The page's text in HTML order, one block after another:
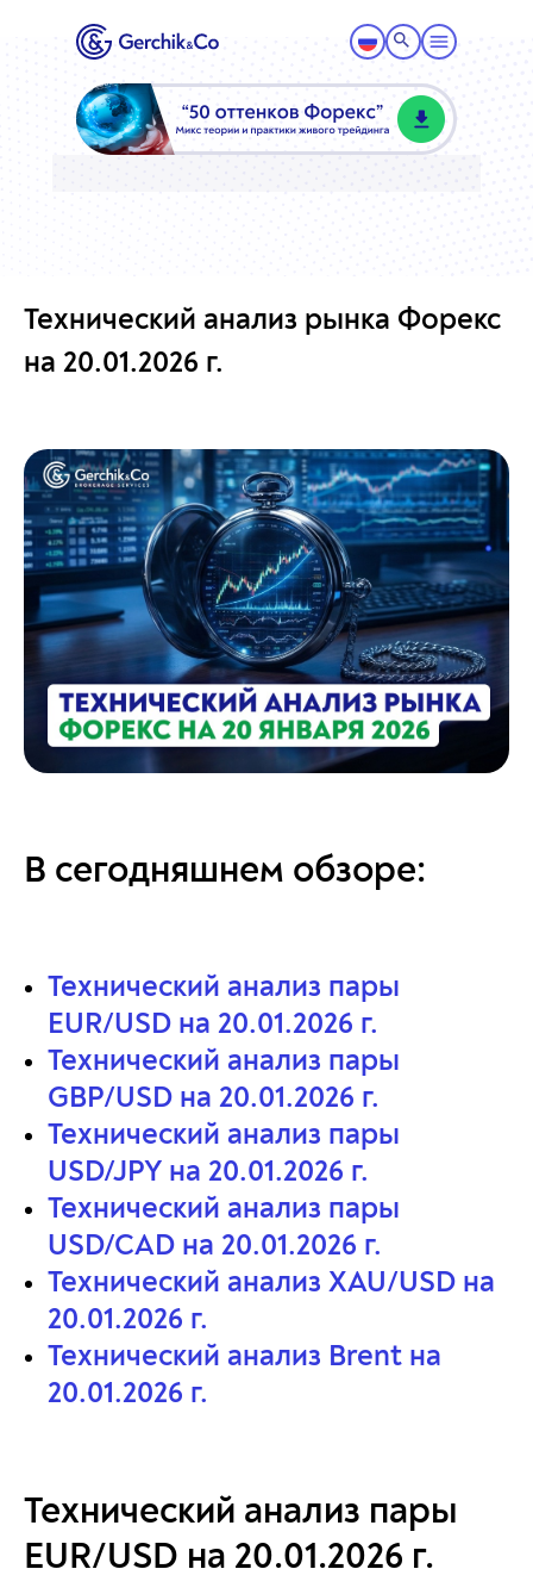
Технический анализ рынка Форекс
на 20.01.2026 г.
В сегодняшнем обзоре:
Технический анализ пары
EUR/USD на 20.01.2026 г.
Технический анализ пары
GBP/USD на 20.01.2026 г.
Технический анализ пары
USD/JPY на 20.01.2026 г.
Технический анализ пары
USD/CAD на 20.01.2026 г.
Технический анализ XAU/USD на
20.01.2026 г.
Технический анализ Brent на
20.01.2026 г.
Технический анализ пары
EUR/USD на 20.01.2026 г.